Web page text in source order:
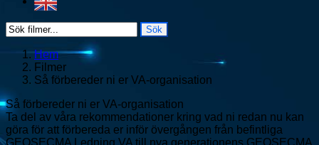
Sök
Hem
Filmer
Så förbereder ni er VA-organisation
Så förbereder ni er VA-organisation
Ta del av våra rekommendationer kring vad ni redan nu kan
göra för att förbereda er inför övergången från befintliga
GEOSECMA Ledning VA till nya generationens GEOSECMA